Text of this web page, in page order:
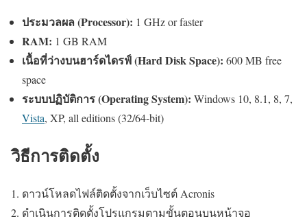
ประมวลผล (Processor): 1 GHz or faster
RAM: 1 GB RAM
เนื้อที่ว่างบนฮาร์ดไดรฟ์ (Hard Disk Space): 600 MB free
space
ระบบปฏิบัติการ (Operating System): Windows 10, 8.1, 8, 7,
Vista, XP, all editions (32/64-bit)
วิธีการติดตั้ง
ดาวน์โหลดไฟล์ติดตั้งจากเว็บไซต์ Acronis
ดำเนินการติดตั้งโปรแกรมตามขั้นตอนบนหน้าจอ